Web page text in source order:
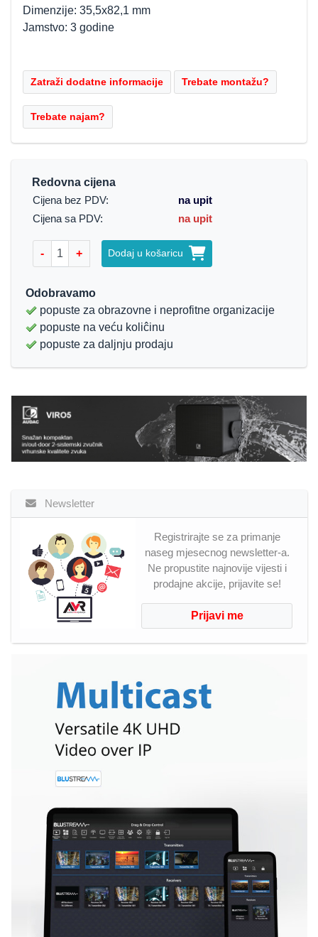
Dimenzije: 35,5x82,1 mm
Jamstvo: 3 godine
Redovna cijena
Cijena bez PDV:
na upit
Cijena sa PDV:
na upit
- + Dodaj u košaricu
Odobravamo
popuste za obrazovne i neprofitne organizacije
popuste na veću koliĉinu
popuste za daljnju prodaju
Newsletter
Registrirajte se za primanje
naseg mjesecnog newsletter-a.
Ne propustite najnovije vijesti i
prodajne akcije, prijavite se!
Prijavi me